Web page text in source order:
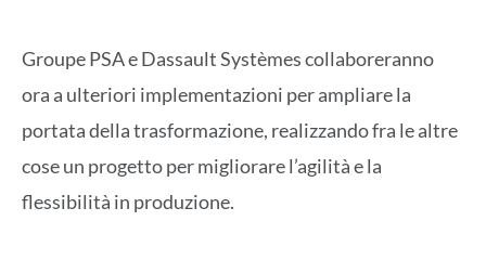
Groupe PSA e Dassault Systèmes collaboreranno
ora a ulteriori implementazioni per ampliare la
portata della trasformazione, realizzando fra le altre
cose un progetto per migliorare l’agilità e la
flessibilità in produzione.